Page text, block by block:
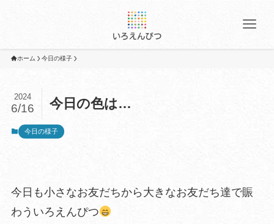
ホーム 今日の様子
今日の色は…
2024
6/16
今日の様子
今日も小さなお友だちから大きなお友だち達で賑
わういろえんぴつ